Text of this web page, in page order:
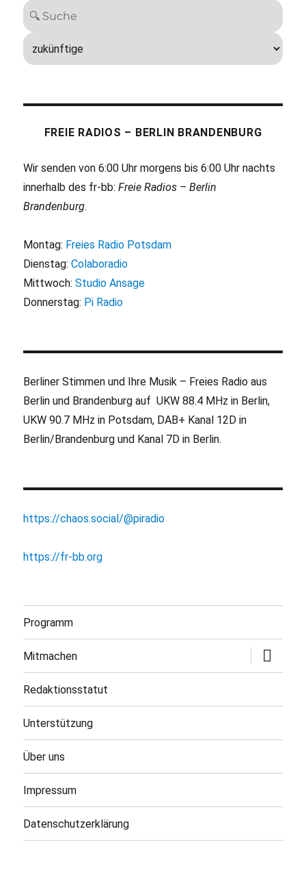
FREIE RADIOS – BERLIN BRANDENBURG
Wir senden von 6:00 Uhr morgens bis 6:00 Uhr nachts
innerhalb des fr-bb:Freie Radios – Berlin
Brandenburg.
Montag: Freies Radio Potsdam
Dienstag:Colaboradio
Mittwoch:Studio Ansage
Donnerstag: Pi Radio
Berliner Stimmen und Ihre Musik – Freies Radio aus
Berlin und Brandenburg auf UKW 88.4 MHz in Berlin,
UKW 90.7 MHz in Potsdam, DAB+ Kanal 12D in
Berlin/Brandenburg und Kanal 7D in Berlin.
https://chaos.social/@piradio
https://fr-bb.org
Programm
Mitmachen
öffnen
Redaktionsstatut
Unterstützung
Über uns
Impressum
Datenschutzerklärung